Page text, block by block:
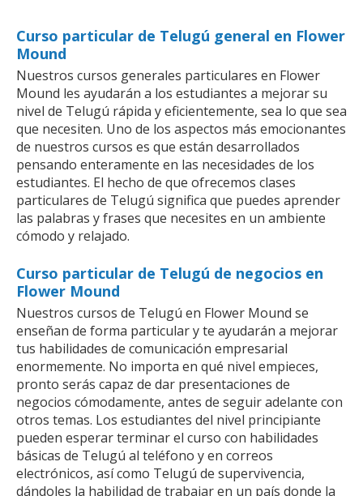
Curso particular de Telugú general en Flower
Mound
Nuestros cursos generales particulares en Flower
Mound les ayudarán a los estudiantes a mejorar su
nivel de Telugú rápida y eficientemente, sea lo que sea
que necesiten. Uno de los aspectos más emocionantes
de nuestros cursos es que están desarrollados
pensando enteramente en las necesidades de los
estudiantes. El hecho de que ofrecemos clases
particulares de Telugú significa que puedes aprender
las palabras y frases que necesites en un ambiente
cómodo y relajado.
Curso particular de Telugú de negocios en
Flower Mound
Nuestros cursos de Telugú en Flower Mound se
enseñan de forma particular y te ayudarán a mejorar
tus habilidades de comunicación empresarial
enormemente. No importa en qué nivel empieces,
pronto serás capaz de dar presentaciones de
negocios cómodamente, antes de seguir adelante con
otros temas. Los estudiantes del nivel principiante
pueden esperar terminar el curso con habilidades
básicas de Telugú al teléfono y en correos
electrónicos, así como Telugú de supervivencia,
dándoles la habilidad de trabajar en un país donde la